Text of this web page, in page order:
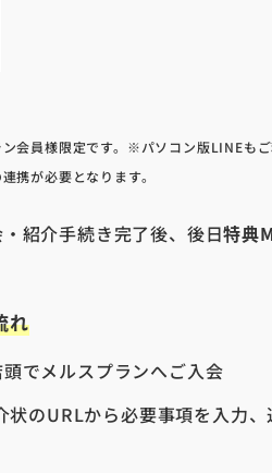
会員様限定です。 ※パソコン版LINEもご
携が必要となります。
紹介手続き完了後、 後日特典
れ
でメルスプランへご入会
のURLから必要事項を入力、